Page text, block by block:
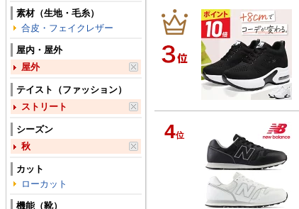
4位
素材（生地・毛糸）
合皮・フェイクレザー
屋内・屋外
屋外
テイスト（ファッション）
ストリート
シーズン
秋
カット
ローカット
機能（靴）